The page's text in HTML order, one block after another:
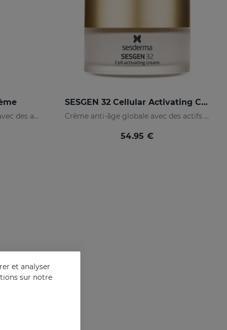
Crème-gel anti-âge globale avec des actifs avancés
SESGEN 32 Cellular Activating Cream
Crème anti-âge globale avec des actifs avancés
54.95 €
et analyser
sur notre